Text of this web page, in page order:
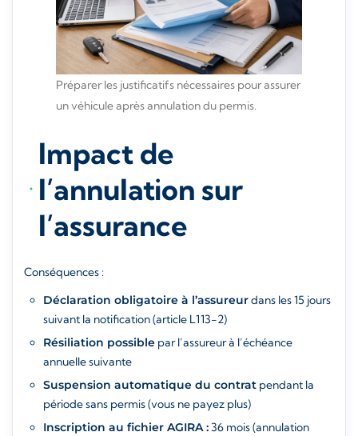
Préparer les justificatifs nécessaires pour assurer
un véhicule après annulation du permis.
Impact de
l’annulation sur
l’assurance
Conséquences :
Déclaration obligatoire à l’assureurdans les 15 jours
suivant la notification (article L113-2)
Résiliation possible par l’assureur à l’échéance
annuelle suivante
Suspension automatique du contrat pendant la
période sans permis (vous ne payez plus)
Inscription au fichier AGIRA :36 mois (annulation